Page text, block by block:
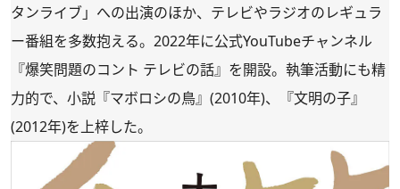
タンライブ」への出演のほか、テレビやラジオのレギュラ
ー番組を多数抱える。2022年に公式YouTubeチャンネル
『爆笑問題のコント テレビの話』を開設。執筆活動にも精
力的で、小説『マボロシの鳥』(2010年)、『文明の子』
(2012年)を上梓した。